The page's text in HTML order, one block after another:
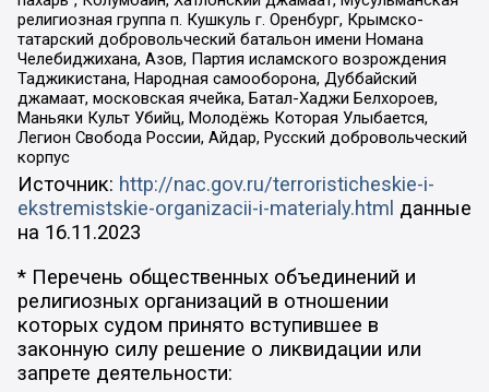
религиозная группа п. Кушкуль г. Оренбург, Крымско-
татарский добровольческий батальон имени Номана
Челебиджихана, Азов, Партия исламского возрождения
Таджикистана, Народная самооборона, Дуббайский
джамаат, московская ячейка, Батал-Хаджи Белхороев,
Маньяки Культ Убийц, Молодёжь Которая Улыбается,
Легион Свобода России, Айдар, Русский добровольческий
корпус
Источник: http://nac.gov.ru/terroristicheskie-i-
ekstremistskie-organizacii-i-materialy.html данные
на 16.11.2023
* Перечень общественных объединений и
религиозных организаций в отношении
которых судом принято вступившее в
законную силу решение о ликвидации или
запрете деятельности: